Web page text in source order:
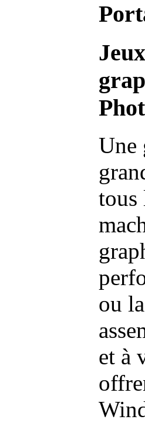
Une
tous
ou
et à